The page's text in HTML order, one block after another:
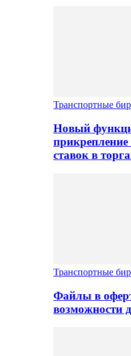
Транспортные
Новый
ставок в
Транспортные
Файлы в
возможности